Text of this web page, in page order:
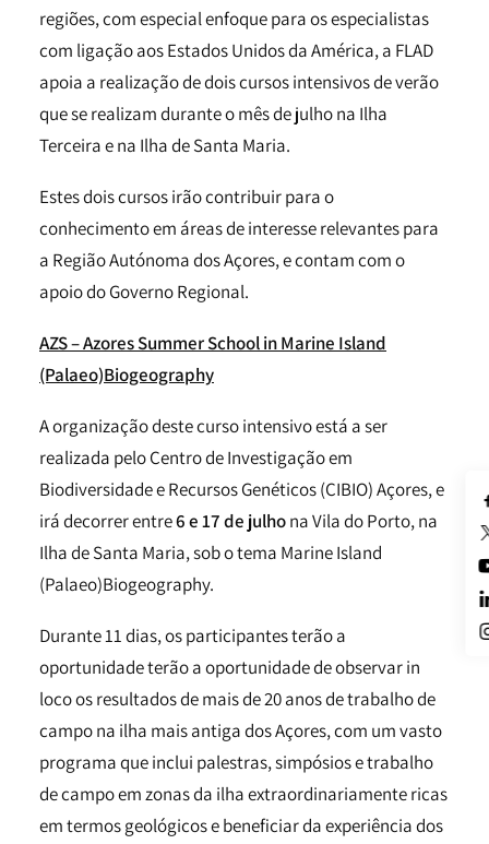
regiões, com especial enfoque para os especialistas
com ligação aos Estados Unidos da América, a FLAD
apoia a realização de dois cursos intensivos de verão
que se realizam durante o mês de julho na Ilha
Terceira e na Ilha de Santa Maria.
Estes dois cursos irão contribuir para o
conhecimento em áreas de interesse relevantes para
a Região Autónoma dos Açores, e contam com o
apoio do Governo Regional.
AZS – Azores Summer School in Marine Island
(Palaeo)Biogeography
A organização deste curso intensivo está a ser
realizada pelo Centro de Investigação em
Biodiversidade e Recursos Genéticos (CIBIO) Açores, e
irá decorrer entre6 e 17 de julhona Vila do Porto, na
Ilha de Santa Maria, sob o tema Marine Island
(Palaeo)Biogeography.
Durante 11 dias, os participantes terão a
oportunidade terão a oportunidade de observar in
loco os resultados de mais de 20 anos de trabalho de
campo na ilha mais antiga dos Açores, com um vasto
programa que inclui palestras, simpósios e trabalho
de campo em zonas da ilha extraordinariamente ricas
em termos geológicos e beneficiar da experiência dos